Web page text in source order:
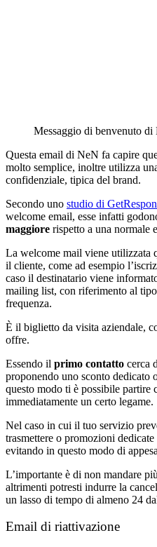
Messaggio di benvenuto di
Questa email di NeN fa capire
molto semplice, inoltre utilizza
confidenziale, tipica del brand.
Secondo uno studio di
welcome email, esse infatti
maggiore rispetto a una normale
La welcome mail viene utilizzata
il cliente, come ad esempio
caso il destinatario viene
mailing list, con riferimento al
frequenza.
È il biglietto da visita aziendale,
offre.
Essendo il primo contatto cerca
proponendo uno sconto dedicato
questo modo ti è possibile partire
immediatamente un certo legame.
Nel caso in cui il tuo servizio
trasmettere o promozioni
evitando in questo modo di
L’importante è di non mandare
altrimenti potresti indurre la
un lasso di tempo di almeno 24
Email di riattivazione